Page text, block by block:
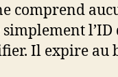
comprend
l’ID
Il expire au